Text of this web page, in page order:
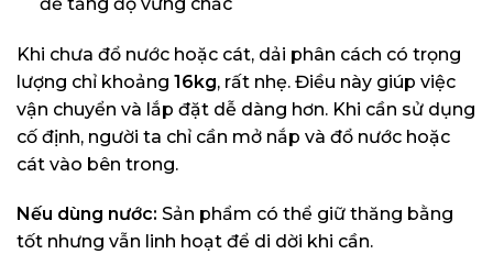
Khi chưa đổ nước hoặc cát, dải phân cách có trọng
lượng chỉ khoảng 16kg, rất nhẹ. Điều này giúp việc
vận chuyển và lắp đặt dễ dàng hơn. Khi cần sử dụng
cố định, người ta chỉ cần mở nắp và đổ nước hoặc
cát vào bên trong.
Nếu dùng nước: Sản phẩm có thể giữ thăng bằng
tốt nhưng vẫn linh hoạt để di dời khi cần.